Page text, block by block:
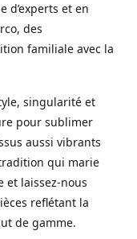
d’experts et en
des
familiale avec la
singularité et
pour sublimer
aussi vibrants
qui marie
et laissez-nous
reflétant la
de gamme.